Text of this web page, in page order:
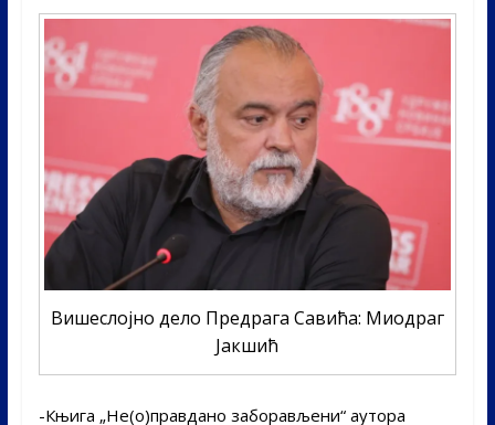
Вишеслојно дело Предрага Савића: Миодраг
Јакшић
-Књига „Не(о)правдано заборављени“ аутора